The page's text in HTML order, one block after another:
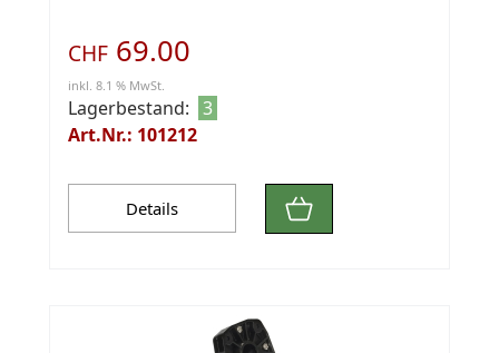
CHF 69.00
inkl. 8.1 % MwSt.
Lagerbestand: 3
Art.Nr.: 101212
Details